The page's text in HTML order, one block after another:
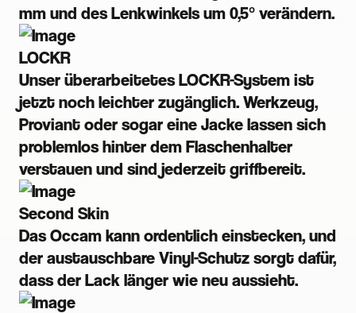
mm und des Lenkwinkels um 0,5° verändern.
LOCKR
Unser überarbeitetes LOCKR-System ist
jetzt noch leichter zugänglich. Werkzeug,
Proviant oder sogar eine Jacke lassen sich
problemlos hinter dem Flaschenhalter
verstauen und sind jederzeit griffbereit.
Second Skin
Das Occam kann ordentlich einstecken, und
der austauschbare Vinyl-Schutz sorgt dafür,
dass der Lack länger wie neu aussieht.